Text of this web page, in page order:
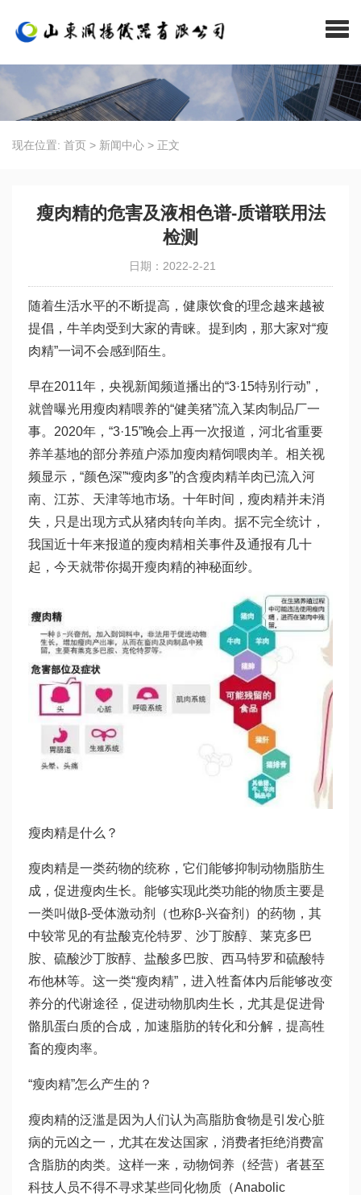
现在位置: 首页 > 新闻中心 > 正文
瘦肉精的危害及液相色谱-质谱联用法
检测
日期：2022-2-21
随着生活水平的不断提高，健康饮食的理念越来越被
提倡，牛羊肉受到大家的青睐。提到肉，那大家对“瘦
肉精”一词不会感到陌生。
早在2011年，央视新闻频道播出的“3·15特别行动”，
就曾曝光用瘦肉精喂养的“健美猪”流入某肉制品厂一
事。2020年，“3·15”晚会上再一次报道，河北省重要
养羊基地的部分养殖户添加瘦肉精饲喂肉羊。相关视
频显示，“颜色深”“瘦肉多”的含瘦肉精羊肉已流入河
南、江苏、天津等地市场。十年时间，瘦肉精并未消
失，只是出现方式从猪肉转向羊肉。据不完全统计，
我国近十年来报道的瘦肉精相关事件及通报有几十
起，今天就带你揭开瘦肉精的神秘面纱。
瘦肉精是什么？
瘦肉精是一类药物的统称，它们能够抑制动物脂肪生
成，促进瘦肉生长。能够实现此类功能的物质主要是
一类叫做β-受体激动剂（也称β-兴奋剂）的药物，其
中较常见的有盐酸克伦特罗、沙丁胺醇、莱克多巴
胺、硫酸沙丁胺醇、盐酸多巴胺、西马特罗和硫酸特
布他林等。这一类“瘦肉精”，进入牲畜体内后能够改变
养分的代谢途径，促进动物肌肉生长，尤其是促进骨
骼肌蛋白质的合成，加速脂肪的转化和分解，提高牲
畜的瘦肉率。
“瘦肉精”怎么产生的？
瘦肉精的泛滥是因为人们认为高脂肪食物是引发心脏
病的元凶之一，尤其在发达国家，消费者拒绝消费富
含脂肪的肉类。这样一来，动物饲养（经营）者甚至
科技人员不得不寻求某些同化物质（Anabolic